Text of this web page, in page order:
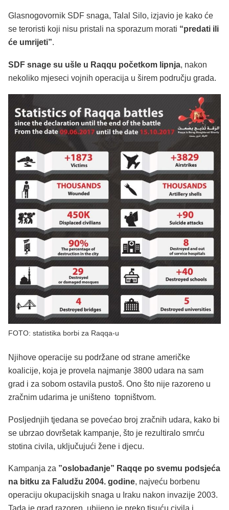
Glasnogovornik SDF snaga, Talal Silo, izjavio je kako će
se teroristi koji nisu pristali na sporazum morati “predati ili
će umrijeti”.
SDF snage su ušle u Raqqu početkom lipnja, nakon
nekoliko mjeseci vojnih operacija u širem području grada.
FOTO: statistika borbi za Raqqa-u
Njihove operacije su podržane od strane američke
koalicije, koja je provela najmanje 3800 udara na sam
grad i za sobom ostavila pustoš. Ono što nije razoreno u
zračnim udarima je uništeno topništvom.
Posljednjih tjedana se povećao broj zračnih udara, kako bi
se ubrzao dovršetak kampanje, što je rezultiralo smrću
stotina civila, uključujući žene i djecu.
Kampanja za ”oslobađanje” Raqqe po svemu podsjeća
na bitku za Faludžu 2004. godine, najveću borbenu
operaciju okupacijskih snaga u Iraku nakon invazije 2003.